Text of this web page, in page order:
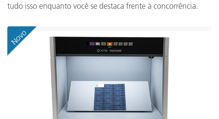
tudo isso enquanto você se destaca frente à concorrência.
Novo